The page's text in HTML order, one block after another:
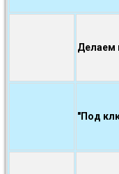
Делаем
"Под